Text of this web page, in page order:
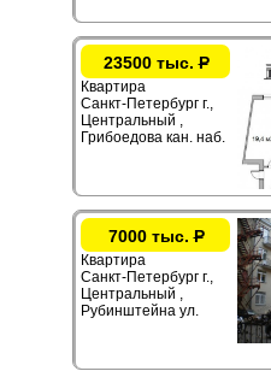
23500 тыс.Р
Квартира
Санкт-Петербург г.,
Центральный ,
Грибоедова кан. наб.
7000 тыс.Р
Квартира
Санкт-Петербург г.,
Центральный ,
Рубинштейна ул.